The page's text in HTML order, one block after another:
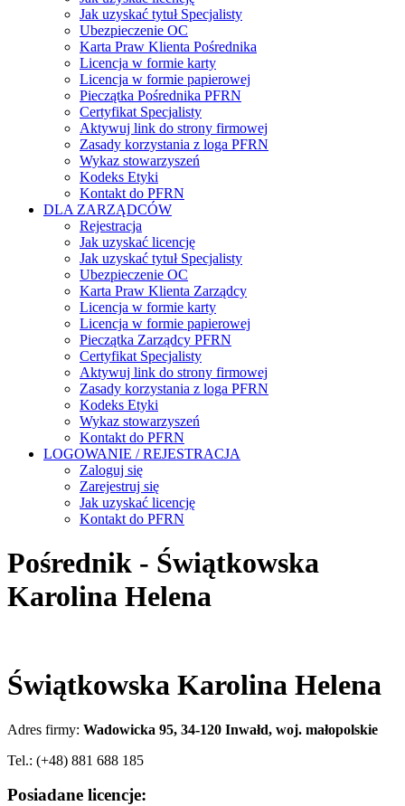
Jak uzyskać tytuł Specjalisty
Ubezpieczenie OC
Karta Praw Klienta Pośrednika
Licencja w formie karty
Licencja w formie papierowej
Pieczątka Pośrednika PFRN
Certyfikat Specjalisty
Aktywuj link do strony firmowej
Zasady korzystania z loga PFRN
Wykaz stowarzyszeń
Kodeks Etyki
Kontakt do PFRN
DLA ZARZĄDCÓW
Rejestracja
Jak uzyskać licencję
Jak uzyskać tytuł Specjalisty
Ubezpieczenie OC
Karta Praw Klienta Zarządcy
Licencja w formie karty
Licencja w formie papierowej
Pieczątka Zarządcy PFRN
Certyfikat Specjalisty
Aktywuj link do strony firmowej
Zasady korzystania z loga PFRN
Kodeks Etyki
Wykaz stowarzyszeń
Kontakt do PFRN
LOGOWANIE / REJESTRACJA
Zaloguj się
Zarejestruj się
Jak uzyskać licencję
Kontakt do PFRN
Pośrednik - Świątkowska
Karolina Helena
Świątkowska Karolina Helena
Adres firmy: Wadowicka 95, 34-120 Inwałd, woj. małopolskie
Tel.: (+48) 881 688 185
Posiadane licencje: